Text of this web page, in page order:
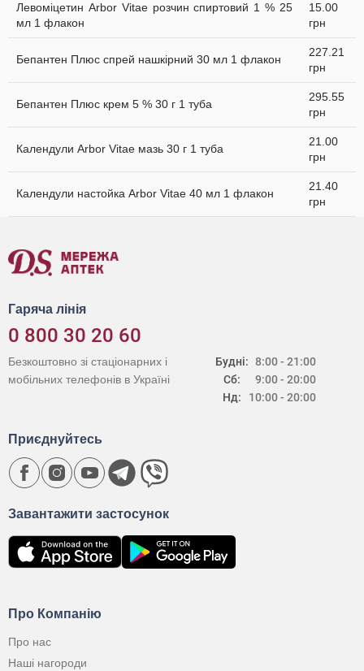
Левоміцетин Arbor Vitae розчин спиртовий 1 % 25
мл 1 флакон
15.00
грн
Бепантен Плюс спрей нашкірний 30 мл 1 флакон
227.21
грн
Бепантен Плюс крем 5 % 30 г 1 туба
295.55
грн
Календули Arbor Vitae мазь 30 г 1 туба
21.00
грн
Календули настойка Arbor Vitae 40 мл 1 флакон
21.40
грн
Гаряча лінія
0 800 30 20 60
Будні:
Сб:
Нд:
8:00 - 21:00
9:00 - 20:00
10:00 - 20:00
Безкоштовно зі стаціонарних і
мобільних телефонів в Україні
Про Компанію
Про нас
Наші нагороди
Завантажити застосунок
Приєднуйтесь